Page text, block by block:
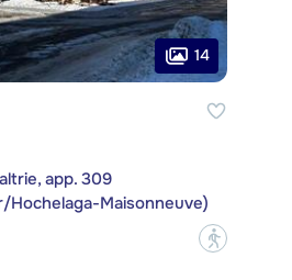
14
app. 309
Hochelaga-Maisonneuve)
?